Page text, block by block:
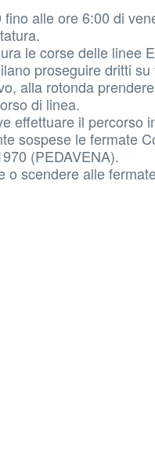
alle ore 6:00 di
le corse delle linee
proseguire dritti
alla rotonda
di linea.
effettuare il percorso
sospese le fermate
(PEDAVENA).
o scendere alle